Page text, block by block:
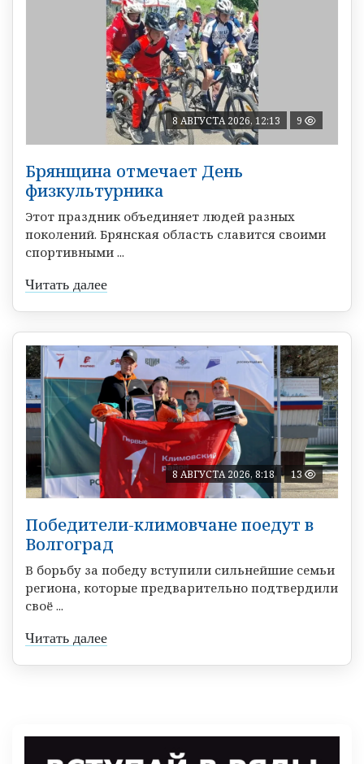
8 АВГУСТА 2026, 12:13 9
Брянщина отмечает День
физкультурника
Этот праздник объединяет людей разных
поколений. Брянская область славится своими
спортивными ...
Читать далее
8 АВГУСТА 2026, 8:18 13
Победители-климовчане поедут в
Волгоград
В борьбу за победу вступили сильнейшие семьи
региона, которые предварительно подтвердили
своё ...
Читать далее